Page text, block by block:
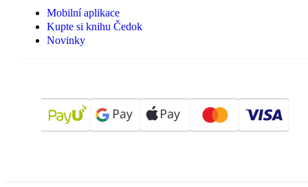
Mobilní aplikace
Kupte si knihu Čedok
Novinky